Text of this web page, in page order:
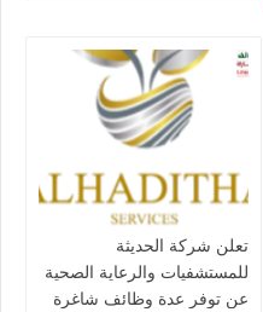
تعلن شركة الحديثة
للمستشفيات والرعاية الصحية
عن توفر عدة وظائف شاغرة